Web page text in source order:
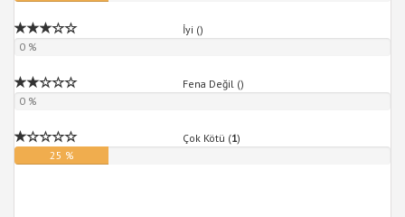
İyi ()
0 %
Fena Değil ()
0 %
Çok Kötü (1)
25 %